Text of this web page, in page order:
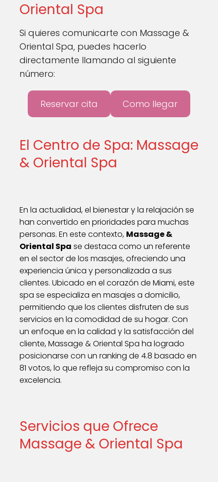
Oriental Spa
Si quieres comunicarte con Massage &
Oriental Spa, puedes hacerlo
directamente llamando al siguiente
número:
Reservar cita Como llegar
El Centro de Spa: Massage
& Oriental Spa
En la actualidad, el bienestar y la relajación se
han convertido en prioridades para muchas
personas. En este contexto, Massage &
Oriental Spa se destaca como un referente
en el sector de los masajes, ofreciendo una
experiencia única y personalizada a sus
clientes. Ubicado en el corazón de Miami, este
spa se especializa en masajes a domicilio,
permitiendo que los clientes disfruten de sus
servicios en la comodidad de su hogar. Con
un enfoque en la calidad y la satisfacción del
cliente, Massage & Oriental Spa ha logrado
posicionarse con un ranking de 4.8 basado en
81 votos, lo que refleja su compromiso con la
excelencia.
Servicios que Ofrece
Massage & Oriental Spa